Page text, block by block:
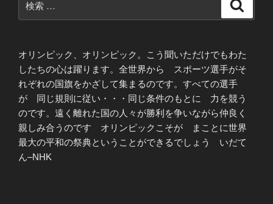
索:
オリンピック、オリンピック。こう聞いただけでもわた
したちの心は躍ります。全世界から スポーツ選手がそ
れぞれの国旗をかざして集まるのです。すべての選手
が 同じ規則に従い・・・同じ条件のもとに 力を競う
のです。遠く離れた国の人々が勝利を争いながら仲良く
親しみ合うのです オリンピックこそが まことに世界
最大の平和の祭典ということができるでしょう いだて
ん–NHK